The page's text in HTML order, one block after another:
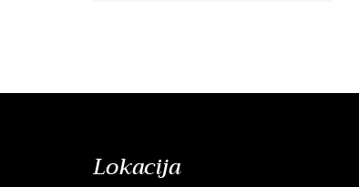
Lokacija